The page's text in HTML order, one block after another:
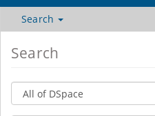
Search
Search